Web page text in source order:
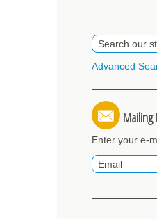
Advanced
Mailing
Enter your e-